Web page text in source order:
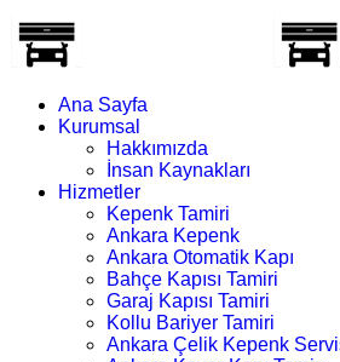
Ana Sayfa
Kurumsal
Hakkımızda
İnsan Kaynakları
Hizmetler
Kepenk Tamiri
Ankara Kepenk
Ankara Otomatik Kapı
Bahçe Kapısı Tamiri
Garaj Kapısı Tamiri
Kollu Bariyer Tamiri
Ankara Çelik Kepenk